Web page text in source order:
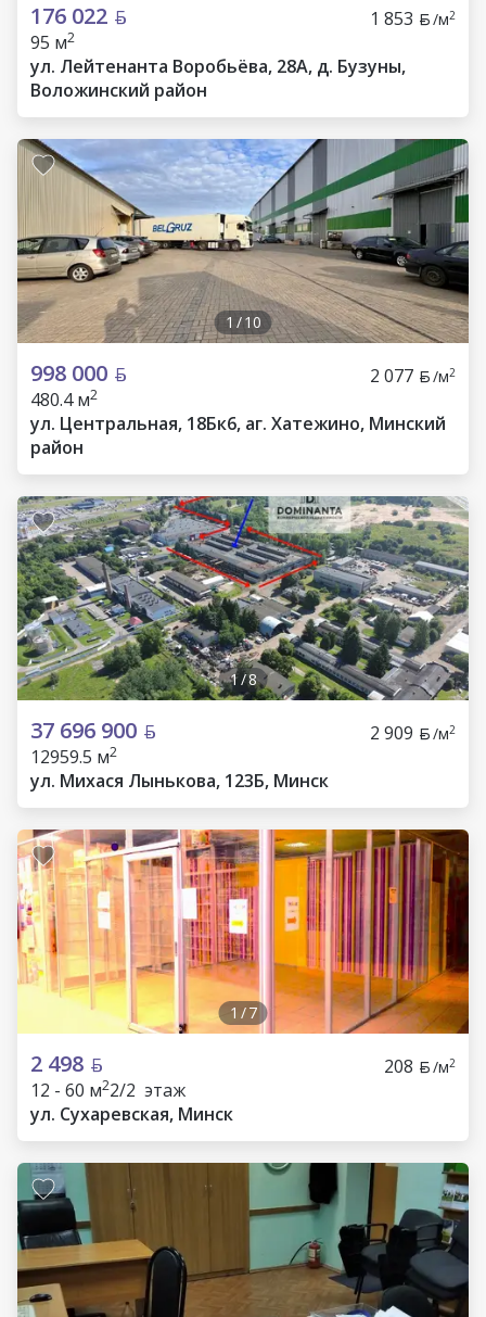
176 022 1 853 /м2
95 м2
ул. Лейтенанта Воробьёва, 28А, д. Бузуны,
Воложинский район
1 /10
998 000 2 077 /м2
480.4 м2
ул. Центральная, 18Бк6, аг. Хатежино, Минский
район
1/8
37 696 900 2 909 /м2
12959.5 м2
ул. Михася Лынькова, 123Б, Минск
1 /7
2 498 208 /м2
12 - 60 м22/2 этаж
ул. Сухаревская, Минск